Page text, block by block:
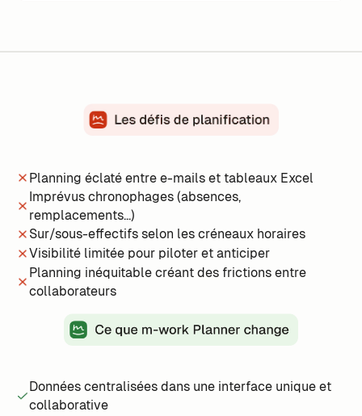
Planning éclaté entre e-mails et tableaux Excel
Imprévus chronophages (absences,
remplacements...)
Sur/sous-effectifs selon les créneaux horaires
Visibilité limitée pour piloter et anticiper
Planning inéquitable créant des frictions entre
collaborateurs
Données centralisées dans une interface unique et
collaborative